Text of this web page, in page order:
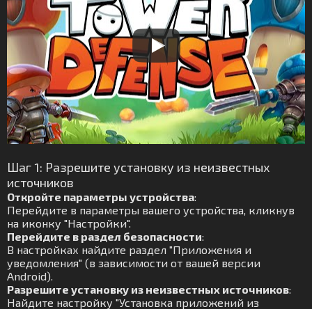
Шаг 1: Разрешите установку из неизвестных
источников
Откройте параметры устройства:
Перейдите в параметры вашего устройства, кликнув
на иконку "Настройки".
Перейдите в раздел безопасности:
В настройках найдите раздел "Приложения и
уведомления" (в зависимости от вашей версии
Android).
Разрешите установку из неизвестных источников:
Найдите настройку "Установка приложений из